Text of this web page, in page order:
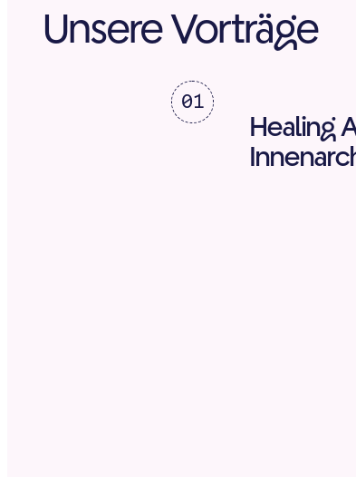
Unsere Vorträge
01
Healing